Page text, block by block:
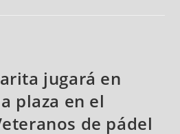
jugará en
plaza en el
de pádel